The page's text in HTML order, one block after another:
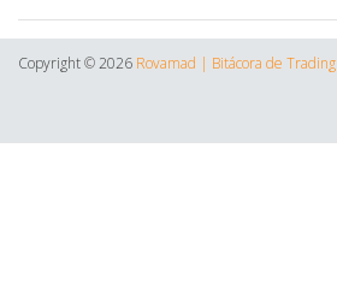
Copyright ©2026 Rovamad | Bitácora de Trading